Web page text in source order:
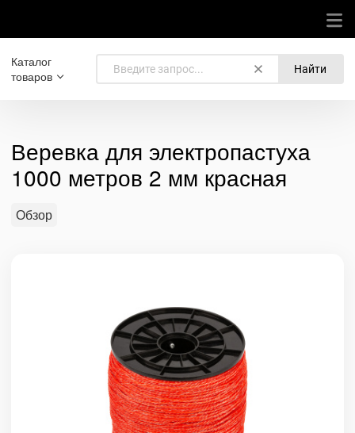
Каталог
товаров
Найти
Веревка для электропастуха
1000 метров 2 мм красная
Обзор